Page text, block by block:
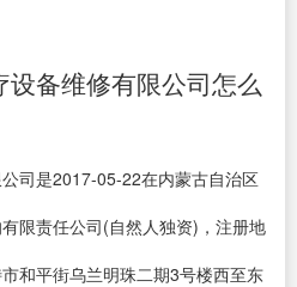
备维修有限公司怎么
司是2017-05-22在内蒙古自治区
限责任公司(自然人独资)，注册地
和平街乌兰明珠二期3号楼西至东